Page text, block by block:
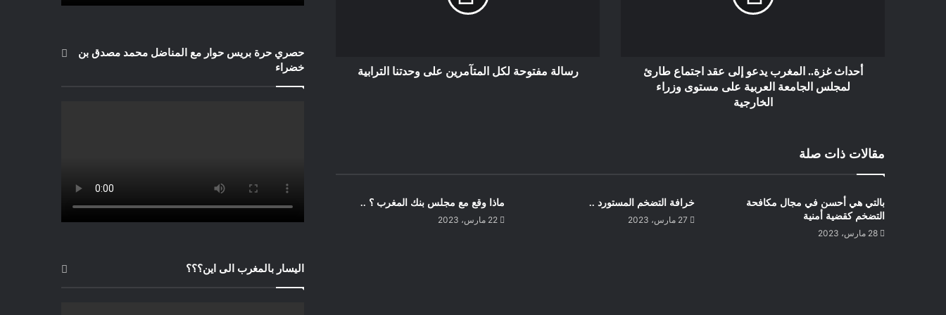
بسبب الإضرابات والاضطرابات
أحداث غزة.. المغرب يدعو إلى عقد اجتماع طارئ
لمجلس الجامعة العربية على مستوى وزراء
الخارجية
رسالة مفتوحة لكل المتآمرين على وحدتنا الترابية
مقالات ذات صلة
بالتي هي أحسن في مجال مكافحة
التضخم كقضية أمنية
28 مارس، 2023
خرافة التضخم المستورد ..
27 مارس، 2023
ماذا وقع مع مجلس بنك المغرب ؟ ..
22 مارس، 2023
حصري حرة بريس حوار مع المناضل محمد مصدق بن
خضراء
اليسار بالمغرب الى اين؟؟؟